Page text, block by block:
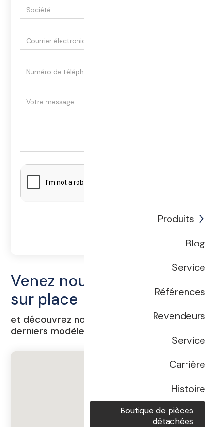
Produits
Blog
Service
Références
Revendeurs
Service
Carrière
Histoire
Boutique de pièces
détachées
Venez nous rendre visite
sur place
et découvrez notre showroom avec les
derniers modèles.